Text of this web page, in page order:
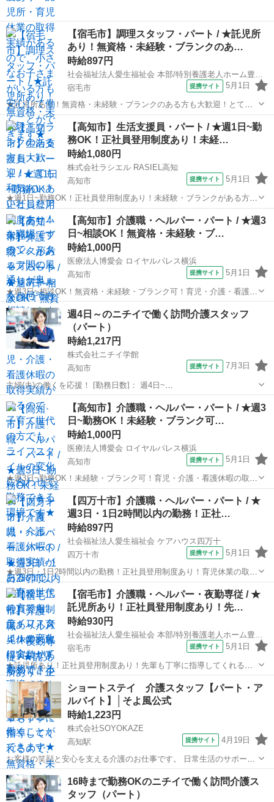
【宿毛市】調理スタッフ・パート / ★託児所
あり！無資格・未経験・ブランクのあ…
時給897円
宿毛市
提携サイト 5月1日
★託児所あり！無資格・未経験・ブランクのある方も大歓迎！とても
和気あいあいとしたアットホームな職場ですので、スタッフ間の風通
しが良く、何でも相談しやすい環境です★ 時給： 897円~900円 アク
セス：宿毛線 工業団地 ...
高知 宿毛市 介護
【高知市】生活支援員・パート / ★週1日~勤
務OK！正社員登用制度あり！未経…
時給1,080円
株式会社ラシエル RASIEL高知
高知市
提携サイト 5月1日
★週1日~勤務OK！正社員登用制度あり！未経験・ブランクがある方も
しっかりスキルを身につけることができる環境です★ 時給： 1,080円~
アクセス：土讃線 土佐一宮 徒歩4分;土讃線 薊野 徒歩14分 オススメコ
メン...
高知 高知市 介護
【高知市】介護職・ヘルパー・パート / ★週3
日~相談OK！無資格・未経験・ブ…
時給1,000円
医療法人博愛会 ロイヤルパレス横浜
高知市
提携サイト 5月1日
★週3日~相談OK！無資格・未経験・ブランク可！育児・介護・看護休
暇の取得実績があるので、子育て世代の方でも、ライフスタイルの変
化に合わせて勤務できる環境です★ 時給： 1,000円~1,150円 ※時給は
資格、経験などを...
高知 高知市 介護
週4日～のニチイで働く訪問介護スタッフ
（パート）
時給1,217円
株式会社ニチイ学館
高知市
提携サイト 7月3日
主婦(夫)の働くを応援！ [勤務日数]： 週4日~
10:00~16:00/09:00~15:00/08:00~12:00/09:00~17:00/10:00~18:00 月/
火/水/木/金/土/日 などから選べます [...
高知 高知市 ケアマネージャー
【高知市】介護職・ヘルパー・パート / ★週3
日~勤務OK！未経験・ブランク可…
時給1,000円
医療法人博愛会 ロイヤルパレス横浜
高知市
提携サイト 5月1日
★週3日~勤務OK！未経験・ブランク可！育児・介護・看護休暇の取得
実績があるので、子育て世代の方でも、ライフスタイルの変化に合わ
せて勤務できる環境です★ 時給： 1,000円 アクセス：桟橋線 桟橋車庫
前 車で7分 オ...
高知 高知市 介護
【四万十市】介護職・ヘルパー・パート / ★
週3日・1日2時間以内の勤務！正社…
時給897円
社会福祉法人愛生福祉会 ケアハウス四万十
四万十市
提携サイト 5月1日
★週3日・1日2時間以内の勤務！正社員登用制度あり！育児休業の取得
実績があるので、小さなお子さまがいる方も安心して働くことができ
ます★ 時給： 897円~900円 アクセス：中村線 中村 四万十市営バス
「四万十市中村大橋...
高知 四万十市 介護
【宿毛市】介護職・ヘルパー・夜勤専従 / ★
託児所あり！正社員登用制度あり！先…
時給930円
社会福祉法人愛生福祉会 本部/特別養護老人ホーム豊寿園
宿毛市
提携サイト 5月1日
★託児所あり！正社員登用制度あり！先輩も丁寧に指導してくれるの
で、無資格・未経験・ブランクのある方も安心してスタートできます
★ 時給： 930円~1,000円 アクセス：宿毛線 工業団地 徒歩5分;宿毛線
平田 徒歩6分...
高知 宿毛市
ショートステイ 介護スタッフ【パート・ア
ルバイト】│そよ風公式
時給1,223円
株式会社SOYOKAZE
高知駅
提携サイト 4月19日
お客様の笑顔と安心を支える介護のお仕事です。 日常生活のサポート
や身体介助（食事・入浴・排せつ・移乗など）をはじめ、レクリエー
ションの企画・実施、ご利用報告などの書類作成、送迎業務など幅広
い業務を担当。 チームで協力しながら...
高知 高知市 高知駅 介護
16時まで勤務OKのニチイで働く訪問介護ス
タッフ（パート）